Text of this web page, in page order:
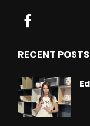
RECENT POSTS